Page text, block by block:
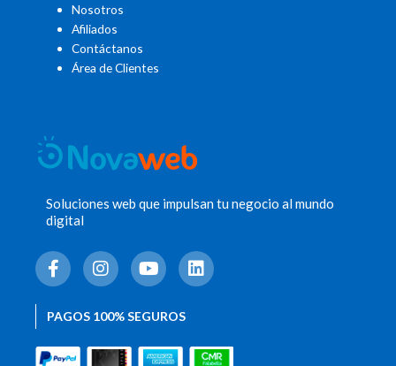
Nosotros
Afiliados
Contáctanos
Área de Clientes
Soluciones web que impulsan tu negocio al mundo
digital
F
a
e
o
I
n
t
g
Y
o
t
b
L
i
d
PAGOS 100% SEGUROS